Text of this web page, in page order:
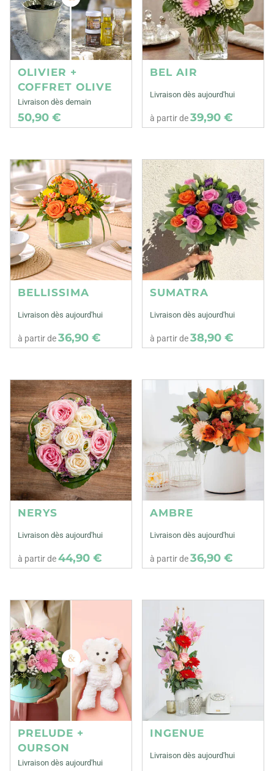
OLIVIER +
COFFRET OLIVE
Livraison dès demain
50,90 €
BEL AIR
Livraison dès aujourd'hui
à partir de39,90 €
BELLISSIMA
Livraison dès aujourd'hui
à partir de36,90 €
SUMATRA
Livraison dès aujourd'hui
à partir de38,90 €
NERYS
Livraison dès aujourd'hui
à partir de44,90 €
AMBRE
Livraison dès aujourd'hui
à partir de36,90 €
PRELUDE +
OURSON
Livraison dès aujourd'hui
INGENUE
Livraison dès aujourd'hui